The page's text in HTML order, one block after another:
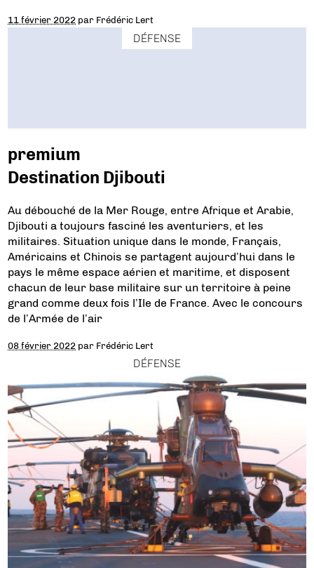
11 février 2022 par Frédéric Lert
DÉFENSE
premium
Destination Djibouti
Au débouché de la Mer Rouge, entre Afrique et Arabie,
Djibouti a toujours fasciné les aventuriers, et les
militaires. Situation unique dans le monde, Français,
Américains et Chinois se partagent aujourd’hui dans le
pays le même espace aérien et maritime, et disposent
chacun de leur base militaire sur un territoire à peine
grand comme deux fois l’Ile de France. Avec le concours
de l’Armée de l’air
08 février 2022 par Frédéric Lert
DÉFENSE